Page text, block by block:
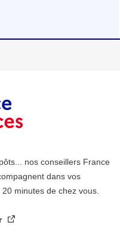
nos conseillers France
dans vos
minutes de chez vous.